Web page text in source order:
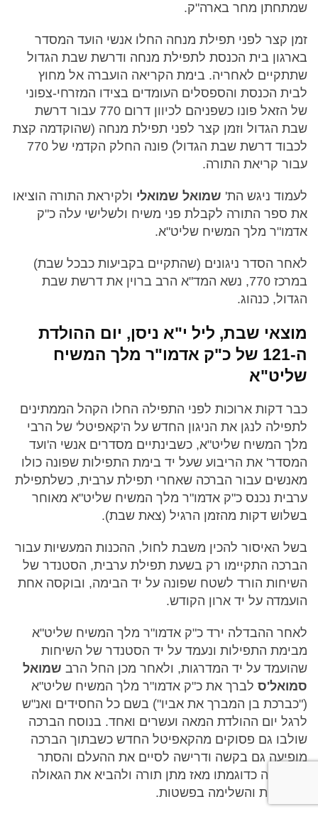
שמתחתן מחר בארה"ק.
זמן קצר לפני תפילת מנחה החלו אנשי הועד המסדר
בארגון בית הכנסת לתפילת מנחה ודרשת שבת הגדול
שתתקיים לאחריה. בימת הקריאה הועברה אל מחוץ
לבית הכנסת והספסלים העומדים בצידו המזרחי-צפוני
של הזאל פונו כשפניהם לכיוון דרום 770 עבור דרשת
שבת הגדול וזמן קצר לפני תפילת מנחה (שהוקדמה קצת
לכבוד דרשת שבת הגדול) פונה החלק הקדמי של 770
עבור קריאת התורה.
לעמוד ניגש הת' שמואל שמואלי ולקיראת התורה הוציאו
את ספר התורה לקבלת פני משיח ולשלישי עלה כ"ק
אדמו"ר מלך המשיח שליט"א.
לאחר הסדר ניגונים (שהתקיים בקביעות כבכל שבת)
במרכז 770, נשא המד"א הרב ברוין את דרשת שבת
הגדול, כנהוג.
מוצאי שבת, ליל י"א ניסן, יום ההולדת
ה-121 של כ"ק אדמו"ר מלך המשיח
שליט"א
כבר דקות ארוכות לפני התפילה החלו הקהל הממתינים
לתפילה לנגן את הניגון החדש על ה'קאפיטל' של הרבי
מלך המשיח שליט"א, כשבינתיים מסדרים אנשי ה'ועד
המסדר' את הריבוע שעל יד בימת התפילות שפונה כולו
מאנשים עבור הברכה שאחרי תפילת ערבית, כשלתפילת
ערבית נכנס כ"ק אדמו"ר מלך המשיח שליט"א מאוחר
בשלוש דקות מהזמן הרגיל (צאת שבת).
בשל האיסור להכין משבת לחול, ההכנות המעשיות עבור
הברכה התקיימו רק בשעת תפילת ערבית, הסטנדר של
השיחות הורד לשטח שפונה על יד הבימה, ובוקסה אחת
הועמדה על יד ארון הקודש.
לאחר ההבדלה ירד כ"ק אדמו"ר מלך המשיח שליט"א
מבימת התפילות ונעמד על יד הסטנדר של השיחות
שהועמד על יד המדרגות, ולאחר מכן החל הרב שמואל
סמואל'ס לברך את כ"ק אדמו"ר מלך המשיח שליט"א
("כברכת בן המברך את אביו") בשם כל החסידים ואנ"ש
לרגל יום ההולדת המאה ועשרים ואחד. בנוסח הברכה
שולבו גם פסוקים מהקאפיטל החדש כשבתוך הברכה
מופיעה גם בקשה ודרישה לסיים את ההעלם והסתר
שלא היה כדוגמתו מאז מתן תורה ולהביא את הגאולה
האמיתית והשלימה בפשטות.